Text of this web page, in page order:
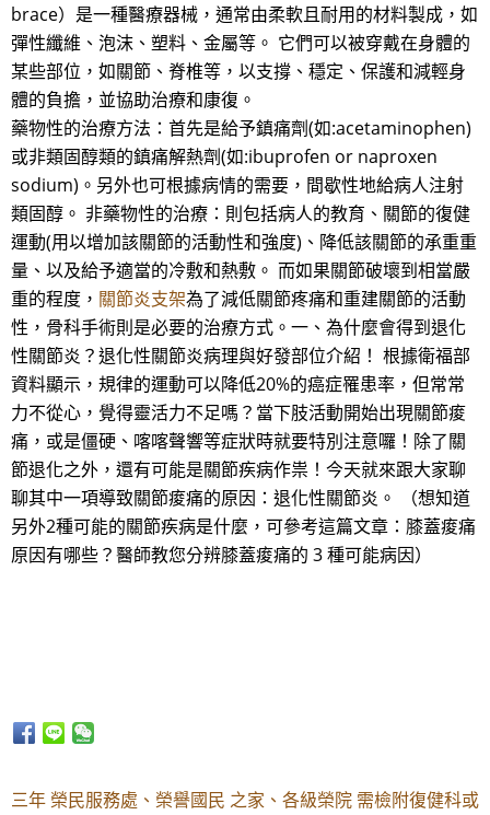
brace）是一種醫療器械，通常由柔軟且耐用的材料製成，如
彈性纖維、泡沫、塑料、金屬等。 它們可以被穿戴在身體的
某些部位，如關節、脊椎等，以支撐、穩定、保護和減輕身
體的負擔，並協助治療和康復。
藥物性的治療方法：首先是給予鎮痛劑(如:acetaminophen)
或非類固醇類的鎮痛解熱劑(如:ibuprofen or naproxen
sodium)。另外也可根據病情的需要，間歇性地給病人注射
類固醇。 非藥物性的治療：則包括病人的教育、關節的復健
運動(用以增加該關節的活動性和強度)、降低該關節的承重重
量、以及給予適當的冷敷和熱敷。 而如果關節破壞到相當嚴
重的程度， 關節炎支架為了減低關節疼痛和重建關節的活動
性，骨科手術則是必要的治療方式。一、為什麼會得到退化
性關節炎？退化性關節炎病理與好發部位介紹！ 根據衛福部
資料顯示，規律的運動可以降低20%的癌症罹患率，但常常
力不從心，覺得靈活力不足嗎？當下肢活動開始出現關節痠
痛，或是僵硬、喀喀聲響等症狀時就要特別注意囉！除了關
節退化之外，還有可能是關節疾病作祟！今天就來跟大家聊
聊其中一項導致關節痠痛的原因：退化性關節炎。 （想知道
另外2種可能的關節疾病是什麼，可參考這篇文章：膝蓋痠痛
原因有哪些？醫師教您分辨膝蓋痠痛的 3 種可能病因）
三年 榮民服務處、榮譽國民 之家、各級榮院 需檢附復健科或